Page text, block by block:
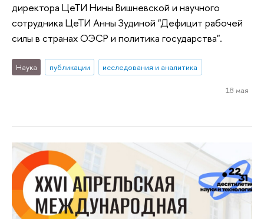
директора ЦеТИ Нины Вишневской и научного
сотрудника ЦеТИ Анны Зудиной "Дефицит рабочей
силы в странах ОЭСР и политика государства".
Наука публикации исследования и аналитика
18 мая